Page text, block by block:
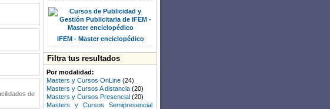
IFEM - Master enciclopédico
Filtra tus resultados
Por modalidad:
Masters y Cursos OnLine (24)
Masters y Cursos A distancia (20)
Masters y Cursos Presencial (20)
Masters y Cursos Semipresencial
de